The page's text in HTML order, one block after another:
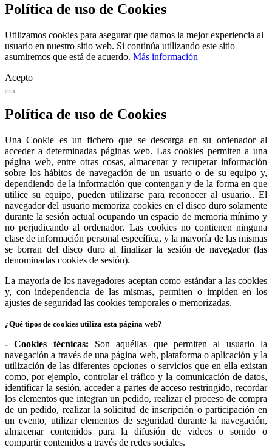
Política de uso de Cookies
Utilizamos cookies para asegurar que damos la mejor experiencia al
usuario en nuestro sitio web. Si continúa utilizando este sitio
asumiremos que está de acuerdo. Más información
Acepto
Política de uso de Cookies
Una Cookie es un fichero que se descarga en su ordenador al
acceder a determinadas páginas web. Las cookies permiten a una
página web, entre otras cosas, almacenar y recuperar información
sobre los hábitos de navegación de un usuario o de su equipo y,
dependiendo de la información que contengan y de la forma en que
utilice su equipo, pueden utilizarse para reconocer al usuario.. El
navegador del usuario memoriza cookies en el disco duro solamente
durante la sesión actual ocupando un espacio de memoria mínimo y
no perjudicando al ordenador. Las cookies no contienen ninguna
clase de información personal específica, y la mayoría de las mismas
se borran del disco duro al finalizar la sesión de navegador (las
denominadas cookies de sesión).
La mayoría de los navegadores aceptan como estándar a las cookies
y, con independencia de las mismas, permiten o impiden en los
ajustes de seguridad las cookies temporales o memorizadas.
¿Qué tipos de cookies utiliza esta página web?
- Cookies técnicas: Son aquéllas que permiten al usuario la
navegación a través de una página web, plataforma o aplicación y la
utilización de las diferentes opciones o servicios que en ella existan
como, por ejemplo, controlar el tráfico y la comunicación de datos,
identificar la sesión, acceder a partes de acceso restringido, recordar
los elementos que integran un pedido, realizar el proceso de compra
de un pedido, realizar la solicitud de inscripción o participación en
un evento, utilizar elementos de seguridad durante la navegación,
almacenar contenidos para la difusión de videos o sonido o
compartir contenidos a través de redes sociales.